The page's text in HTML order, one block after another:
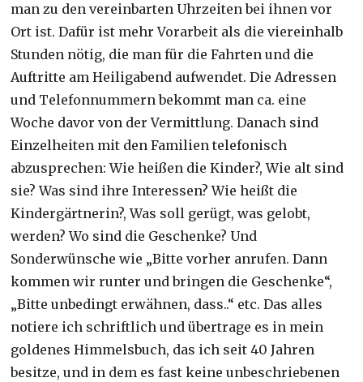
man zu den vereinbarten Uhrzeiten bei ihnen vor
Ort ist. Dafür ist mehr Vorarbeit als die viereinhalb
Stunden nötig, die man für die Fahrten und die
Auftritte am Heiligabend aufwendet. Die Adressen
und Telefonnummern bekommt man ca. eine
Woche davor von der Vermittlung. Danach sind
Einzelheiten mit den Familien telefonisch
abzusprechen: Wie heißen die Kinder?, Wie alt sind
sie? Was sind ihre Interessen? Wie heißt die
Kindergärtnerin?, Was soll gerügt, was gelobt,
werden? Wo sind die Geschenke? Und
Sonderwünsche wie „Bitte vorher anrufen. Dann
kommen wir runter und bringen die Geschenke“,
„Bitte unbedingt erwähnen, dass..“ etc. Das alles
notiere ich schriftlich und übertrage es in mein
goldenes Himmelsbuch, das ich seit 40 Jahren
besitze, und in dem es fast keine unbeschriebenen